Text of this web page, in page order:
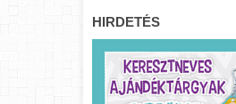
HIRDETÉS